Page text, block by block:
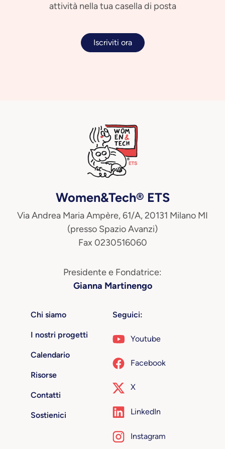
attività nella tua casella di posta
Iscriviti ora
Women&Tech® ETS
Via Andrea Maria Ampère, 61/A, 20131 Milano MI
(presso Spazio Avanzi)
Fax 0230516060
Presidente e Fondatrice:
Gianna Martinengo
Chi siamo
I nostri progetti
Calendario
Risorse
Contatti
Sostienici
Seguici:
Youtube
Facebook
X
LinkedIn
Instagram